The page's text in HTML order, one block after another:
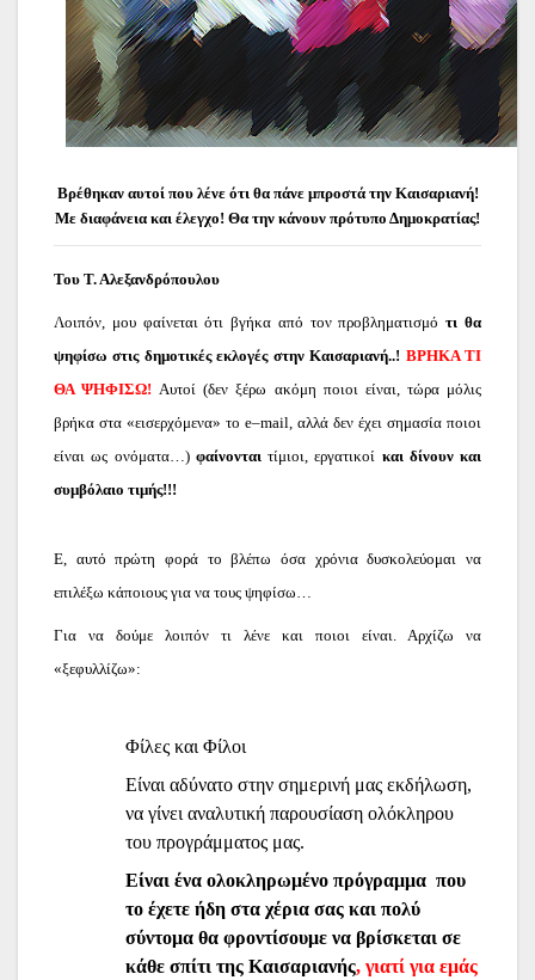
Βρέθηκαν αυτοί που λένε ότι θα πάνε μπροστά την Καισαριανή!
Με διαφάνεια και έλεγχο! Θα την κάνουν πρότυπο Δημοκρατίας!
Του Τ. Αλεξανδρόπουλου
Λοιπόν, μου φαίνεται ότι βγήκα από τον προβληματισμότι θα
ψηφίσω στις δημοτικές εκλογές στην Καισαριανή..! ΒΡΗΚΑ ΤΙ
ΘΑ ΨΗΦΙΣΩ! Αυτοί (δεν ξέρω ακόμη ποιοι είναι, τώρα μόλις
βρήκα στα «εισερχόμενα» το e–mail, αλλά δεν έχει σημασία ποιοι
είναι ως ονόματα…) φαίνονται τίμιοι, εργατικοί και δίνουν και
συμβόλαιο τιμής!!!
Ε, αυτό πρώτη φορά το βλέπω όσα χρόνια δυσκολεύομαι να
επιλέξω κάποιους για να τους ψηφίσω…
Για να δούμε λοιπόν τι λένε και ποιοι είναι. Αρχίζω να
«ξεφυλλίζω»:
Φίλες και Φίλοι
Είναι αδύνατο στην σημερινή μας εκδήλωση,
να γίνει αναλυτική παρουσίαση ολόκληρου
του προγράμματος μας.
Είναι ένα ολοκληρωμένο πρόγραμμα που
το έχετε ήδη στα χέρια σας και πολύ
σύντομα θα φροντίσουμε να βρίσκεται σε
κάθε σπίτι της Καισαριανής, γιατί για εμάς